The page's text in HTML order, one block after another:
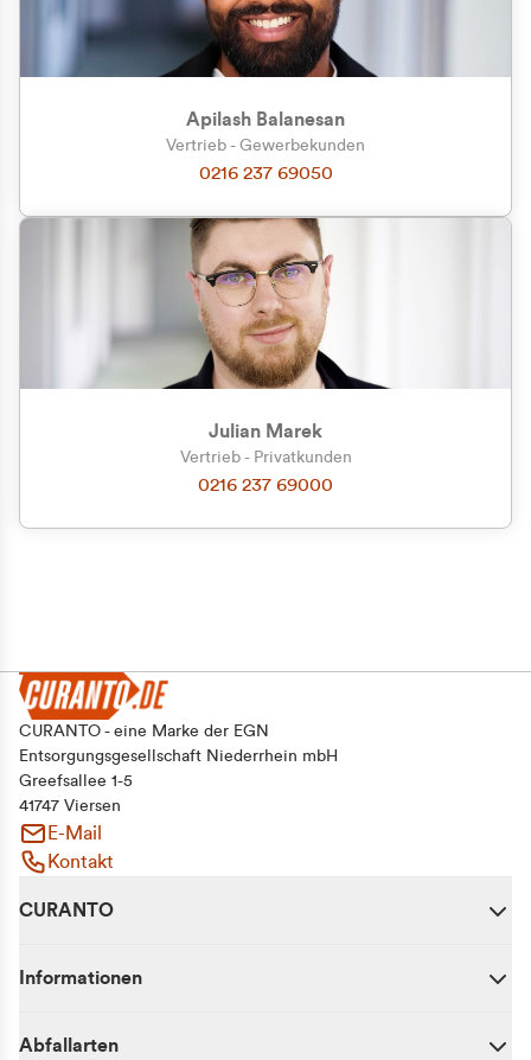
Apilash Balanesan
Vertrieb - Gewerbekunden
0216 237 69050
Julian Marek
Vertrieb - Privatkunden
0216 237 69000
CURANTO - eine Marke der EGN
Entsorgungsgesellschaft Niederrhein mbH
Greefsallee 1-5
41747 Viersen
E-Mail
Kontakt
CURANTO
Informationen
Abfallarten